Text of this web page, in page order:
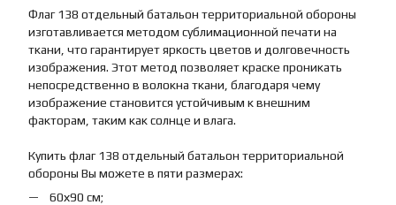
Флаг 138 отдельный батальон территориальной обороны
изготавливается методом сублимационной печати на
ткани, что гарантирует яркость цветов и долговечность
изображения. Этот метод позволяет краске проникать
непосредственно в волокна ткани, благодаря чему
изображение становится устойчивым к внешним
факторам, таким как солнце и влага.
Купить флаг 138 отдельный батальон территориальной
обороны Вы можете в пяти размерах:
60х90 см;